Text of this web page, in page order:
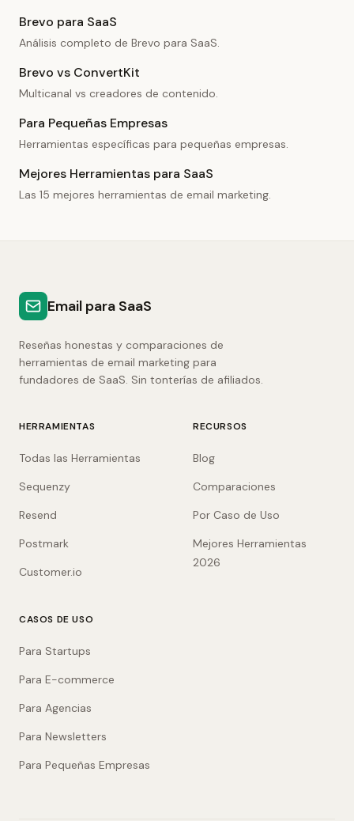
Brevo para SaaS
Análisis completo de Brevo para SaaS.
Brevo vs ConvertKit
Multicanal vs creadores de contenido.
Para Pequeñas Empresas
Herramientas específicas para pequeñas empresas.
Mejores Herramientas para SaaS
Las 15 mejores herramientas de email marketing.
Email para SaaS
Reseñas honestas y comparaciones de
herramientas de email marketing para
fundadores de SaaS. Sin tonterías de afiliados.
HERRAMIENTAS
Todas las Herramientas
Sequenzy
Resend
Postmark
Customer.io
RECURSOS
Blog
Comparaciones
Por Caso de Uso
Mejores Herramientas
2026
CASOS DE USO
Para Startups
Para E-commerce
Para Agencias
Para Newsletters
Para Pequeñas Empresas